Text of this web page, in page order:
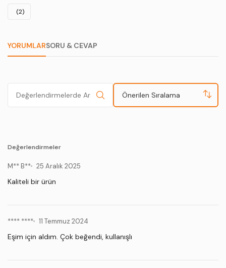
(2)
YORUMLARSORU & CEVAP
Önerilen Sıralama
Değerlendirmeler
M** B** 25 Aralık 2025
Kaliteli bir ürün
**** **** 11 Temmuz 2024
Eşim için aldım. Çok beğendi, kullanışlı